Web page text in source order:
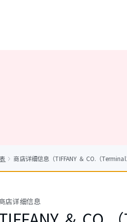
商店详细信息（TIFFANY ＆ CO.（
店详细信息